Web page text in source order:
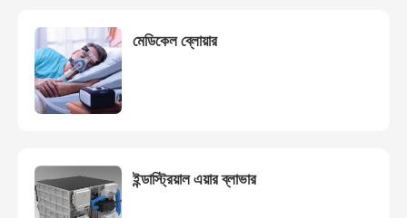
মেডিকেল ব্লোয়ার
ইন্ডাস্ট্রিয়াল এয়ার ব্লাভার